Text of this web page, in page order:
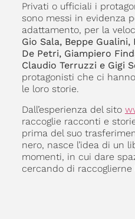
Privati o ufficiali i
sono messi in evidenza
adattamento, per la
Gio Sala, Beppe
De Petri, Giampiero
Claudio Terruzzi e Gigi
protagonisti che ci
le loro storie.
Dall’esperienza del sito
raccoglie racconti e
prima del suo
nero, nasce l’idea di un
momenti, in cui dare
cercando di